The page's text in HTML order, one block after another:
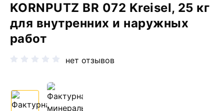
KORNPUTZ BR 072 Kreisel, 25 кг
для внутренних и наружных
работ
нет отзывов